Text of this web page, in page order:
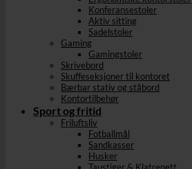
Konferansestoler
Aktiv sitting
Sadelstoler
Gaming
Gamingstoler
Skrivebord
Skuffeseksjoner til kontoret
Bærbar stativ og ståbord
Kontortilbehør
Sport og fritid
Friluftsliv
Fotballmål
Sandkasser
Husker